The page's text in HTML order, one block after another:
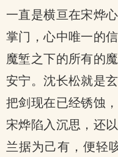
一直是横亘在宋烨
掌门，心中唯一的
魔堑之下的所有的
安宁。沈长松就是
把剑现在已经锈蚀
宋烨陷入沉思，还
兰据为己有，便轻